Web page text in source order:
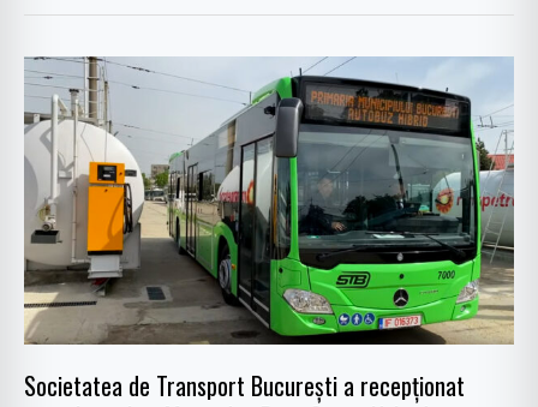
Societatea de Transport București a recepționat
Societatea
de
Transport
București
recepționat
primul
autobuz
Mercedes-
Benz
Citaro
Hybrid